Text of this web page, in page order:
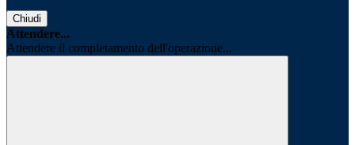
Chiudi
Attendere...
Attendere il completamento dell'operazione...